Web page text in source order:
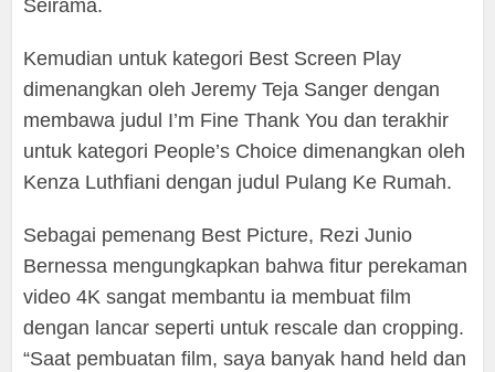
Seirama.
Kemudian untuk kategori Best Screen Play
dimenangkan oleh Jeremy Teja Sanger dengan
membawa judul I’m Fine Thank You dan terakhir
untuk kategori People’s Choice dimenangkan oleh
Kenza Luthfiani dengan judul Pulang Ke Rumah.
Sebagai pemenang Best Picture, Rezi Junio
Bernessa mengungkapkan bahwa fitur perekaman
video 4K sangat membantu ia membuat film
dengan lancar seperti untuk rescale dan cropping.
“Saat pembuatan film, saya banyak hand held dan